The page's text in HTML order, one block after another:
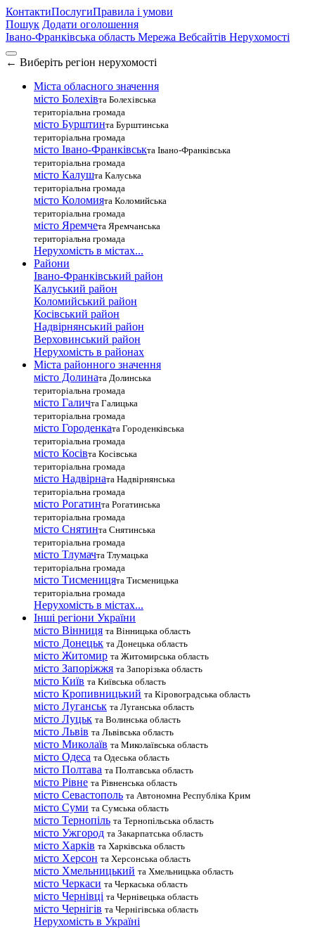
КонтактиПослугиПравила і умови
Пошук Додати оголошення
Івано-Франківська область Мережа Вебсайтів Нерухомості
← Виберіть регіон нерухомості
Міста обласного значення
місто Болехівта Болехівська
територіальна громада
місто Бурштинта Бурштинська
територіальна громада
місто Івано-Франківськта Івано-Франківська
територіальна громада
місто Калушта Калуська
територіальна громада
місто Коломията Коломийська
територіальна громада
місто Яремчета Яремчанська
територіальна громада
Нерухомість в містах...
Райони
Івано-Франківський район
Калуський район
Коломийський район
Косівський район
Надвірнянський район
Верховинський район
Нерухомість в районах
Міста районного значення
місто Долината Долинська
територіальна громада
місто Галичта Галицька
територіальна громада
місто Городенката Городенківська
територіальна громада
місто Косівта Косівська
територіальна громада
місто Надвірната Надвірнянська
територіальна громада
місто Рогатинта Рогатинська
територіальна громада
місто Снятинта Снятинська
територіальна громада
місто Тлумачта Тлумацька
територіальна громада
місто Тисменицята Тисменицька
територіальна громада
Нерухомість в містах...
Інші регіони України
місто Вінниця та Вінницька область
місто Донецьк та Донецька область
місто Житомир та Житомирська область
місто Запоріжжя та Запорізька область
місто Київ та Київська область
місто Кропивницький та Кіровоградська область
місто Луганськ та Луганська область
місто Луцьк та Волинська область
місто Львів та Львівська область
місто Миколаїв та Миколаївська область
місто Одеса та Одеська область
місто Полтава та Полтавська область
місто Рівне та Рівненська область
місто Севастополь та Автономна Республіка Крим
місто Суми та Сумська область
місто Тернопіль та Тернопільська область
місто Ужгород та Закарпатська область
місто Харків та Харківська область
місто Херсон та Херсонська область
місто Хмельницький та Хмельницька область
місто Черкаси та Черкаська область
місто Чернівці та Чернівецька область
місто Чернігів та Чернігівська область
Нерухомість в Україні